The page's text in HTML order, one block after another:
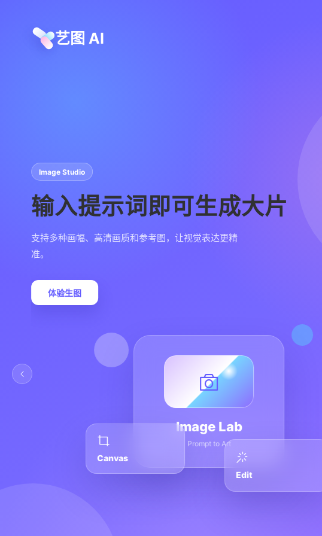
艺图 AI
Image Studio
输入提示词即可生成大片
支持多种画幅、高清画质和参考图，让视觉表达更精
准。
体验生图
Image Lab
Prompt to Art
Edit
Canvas